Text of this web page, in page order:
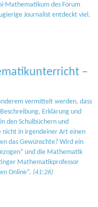
Mathematikum des Forum
Journalist entdeckt viel,
–
vermittelt werden, dass
Erklärung und
den Schulbüchern und
nicht in irgendeiner Art einen
das Gewünschte? Wird ein
und die Mathematik
Mathematikprofessor
Online“. (41:26)